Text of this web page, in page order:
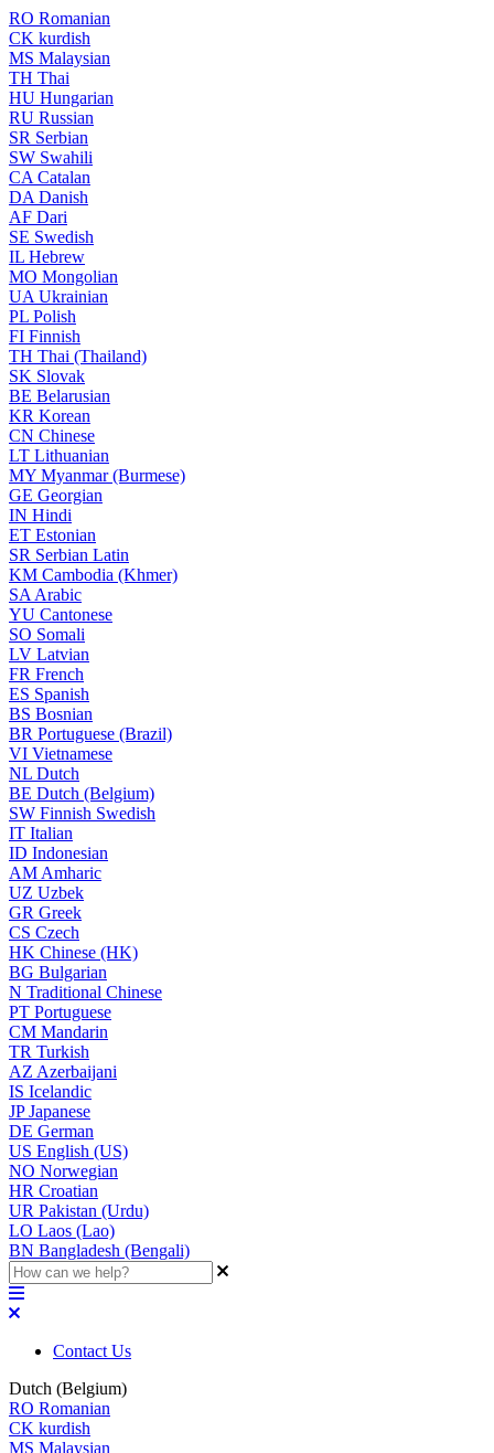
RO Romanian
CK kurdish
MS Malaysian
TH Thai
HU Hungarian
RU Russian
SR Serbian
SW Swahili
CA Catalan
DA Danish
AF Dari
SE Swedish
IL Hebrew
MO Mongolian
UA Ukrainian
PL Polish
FI Finnish
TH Thai (Thailand)
SK Slovak
BE Belarusian
KR Korean
CN Chinese
LT Lithuanian
MY Myanmar (Burmese)
GE Georgian
IN Hindi
ET Estonian
SR Serbian Latin
KM Cambodia (Khmer)
SA Arabic
YU Cantonese
SO Somali
LV Latvian
FR French
ES Spanish
BS Bosnian
BR Portuguese (Brazil)
VI Vietnamese
NL Dutch
BE Dutch (Belgium)
SW Finnish Swedish
IT Italian
ID Indonesian
AM Amharic
UZ Uzbek
GR Greek
CS Czech
HK Chinese (HK)
BG Bulgarian
N Traditional Chinese
PT Portuguese
CM Mandarin
TR Turkish
AZ Azerbaijani
IS Icelandic
JPJapanese
DE German
US English (US)
NO Norwegian
HR Croatian
UR Pakistan (Urdu)
LO Laos (Lao)
BN Bangladesh (Bengali)
Contact Us
Dutch (Belgium)
RO Romanian
CK kurdish
MS Malaysian